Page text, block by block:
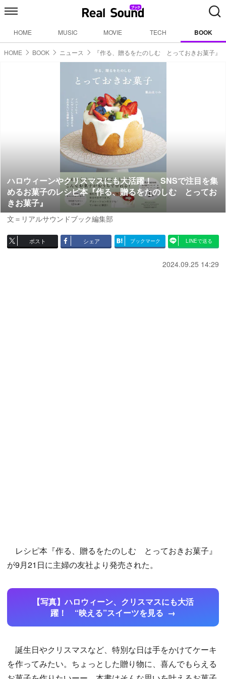
HOME MUSIC MOVIE TECH BOOK
HOME BOOK ニュース 『作る、贈るをたのしむ とっておきお菓子』
ハロウィーンやクリスマスにも大活躍！ SNSで注目を集
めるお菓子のレシピ本『作る、贈るをたのしむ とってお
きお菓子』
文＝リアルサウンドブック編集部
ポスト シェア ブックマーク LINEで送る
2024.09.25 14:29
レシピ本『作る、贈るをたのしむ とっておきお菓子』
が9月21日に主婦の友社より発売された。
【写真】ハロウィーン、クリスマスにも大活
躍！ “映える”スイーツを見る
誕生日やクリスマスなど、特別な日は手をかけてケーキ
を作ってみたい。ちょっとした贈り物に、喜んでもらえる